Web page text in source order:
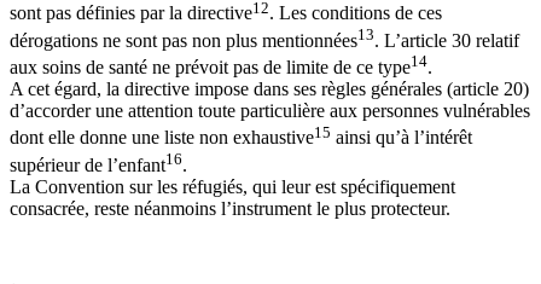
sont pas définies par la directive12. Les conditions de ces
dérogations ne sont pas non plus mentionnées13. L’article 30 relatif
aux soins de santé ne prévoit pas de limite de ce type14.
A cet égard, la directive impose dans ses règles générales (article 20)
d’accorder une attention toute particulière aux personnes vulnérables
dont elle donne une liste non exhaustive15 ainsi qu’à l’intérêt
supérieur de l’enfant16.
La Convention sur les réfugiés, qui leur est spécifiquement
consacrée, reste néanmoins l’instrument le plus protecteur.